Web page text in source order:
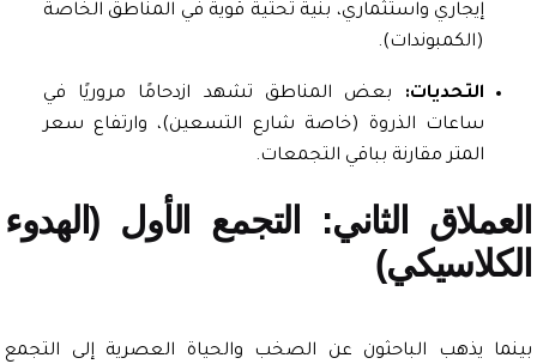
إيجاري واستثماري، بنية تحتية قوية في المناطق الخاصة
(الكمبوندات).
التحديات:بعض المناطق تشهد ازدحامًا مروريًا في
ساعات الذروة (خاصة شارع التسعين)، وارتفاع سعر
المتر مقارنة بباقي التجمعات.
الثاني: التجمع الأول (الهدوء
يذهب الباحثون عن الصخب والحياة العصرية إلى التجمع